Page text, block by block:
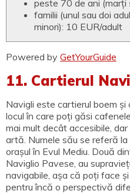
peste 70 de ani (marți
familii (unul sau doi
minori): 10 EUR/adult
Powered by GetYourGuide
11. Cartierul
Navigli este cartierul boem și
locul în care poți găsi
mai mult decât accesibile,
artă. Numele său se referă
orașul în Evul Mediu. Două
Naviglio Pavese, au
navigabile, așa că poți face
pentru încă o perspectivă